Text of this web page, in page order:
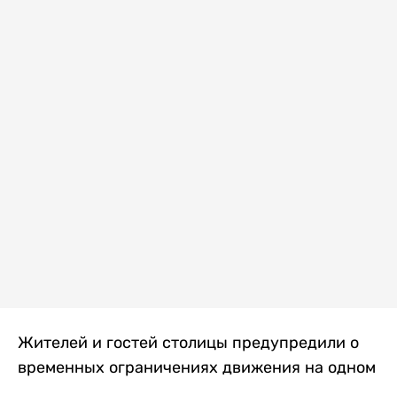
Жителей и гостей столицы предупредили о
временных ограничениях движения на одном